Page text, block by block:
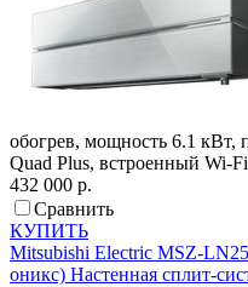
обогрев, мощность 6.1 кВт,
Quad Plus, встроенный Wi-
432 000 р.
Сравнить
КУПИТЬ
Mitsubishi Electric MSZ-
оникс) Настенная сплит-